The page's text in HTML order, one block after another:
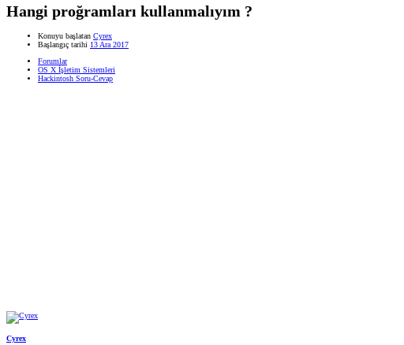
Hangi proğramları kullanmalıyım ?
Konuyu başlatan Cyrex
Başlangıç tarihi 13 Ara 2017
Forumlar
OS X İşletim Sistemleri
Hackintosh Soru-Cevap
Cyrex